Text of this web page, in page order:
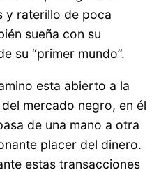
y raterillo de poca
sueña con su
su “primer mundo”.
esta abierto a la
mercado negro, en él
de una mano a otra
placer del dinero.
estas transacciones